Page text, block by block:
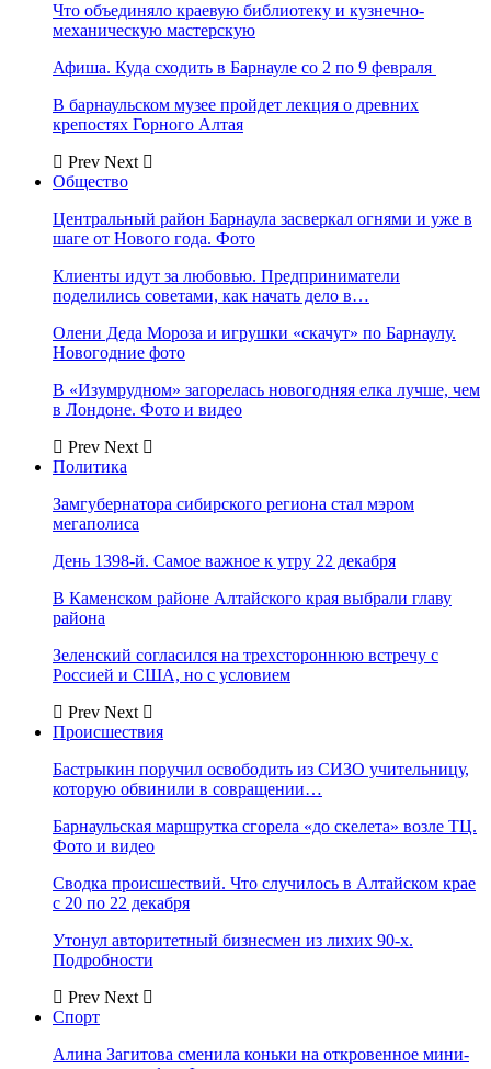
Что объединяло краевую библиотеку и кузнечно-
механическую мастерскую
Афиша. Куда сходить в Барнауле со 2 по 9 февраля
В барнаульском музее пройдет лекция о древних
крепостях Горного Алтая
Prev Next
Общество
Центральный район Барнаула засверкал огнями и уже в
шаге от Нового года. Фото
Клиенты идут за любовью. Предприниматели
поделились советами, как начать дело в…
Олени Деда Мороза и игрушки «скачут» по Барнаулу.
Новогодние фото
В «Изумрудном» загорелась новогодняя елка лучше, чем
в Лондоне. Фото и видео
Prev Next
Политика
Замгубернатора сибирского региона стал мэром
мегаполиса
День 1398-й. Самое важное к утру 22 декабря
В Каменском районе Алтайского края выбрали главу
района
Зеленский согласился на трехстороннюю встречу с
Россией и США, но с условием
Prev Next
Происшествия
Бастрыкин поручил освободить из СИЗО учительницу,
которую обвинили в совращении…
Барнаульская маршрутка сгорела «до скелета» возле ТЦ.
Фото и видео
Сводка происшествий. Что случилось в Алтайском крае
с 20 по 22 декабря
Утонул авторитетный бизнесмен из лихих 90-х.
Подробности
Prev Next
Спорт
Алина Загитова сменила коньки на откровенное мини-